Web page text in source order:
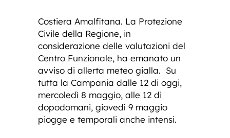
Costiera Amalfitana. La Protezione
Civile della Regione, in
considerazione delle valutazioni del
Centro Funzionale, ha emanato un
avviso di allerta meteo gialla. Su
tutta la Campania dalle 12 di oggi,
mercoledì 8 maggio, alle 12 di
dopodomani, giovedì 9 maggio
piogge e temporali anche intensi.